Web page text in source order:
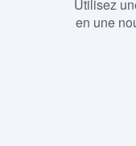
Utilisez
en une